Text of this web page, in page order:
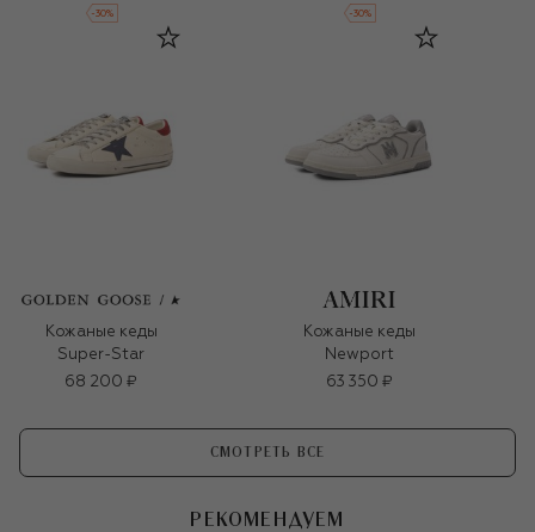
-30% -30%
Кожаные кеды
Super-Star
68 200 ₽
Кожаные кеды
Newport
63 350 ₽
СМОТРЕТЬ ВСЕ
РЕКОМЕНДУЕМ